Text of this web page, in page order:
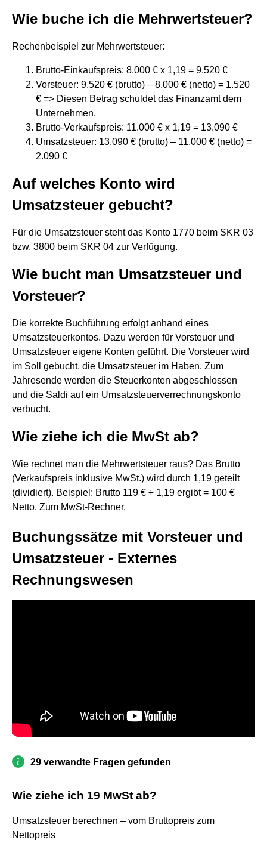
Wie buche ich die Mehrwertsteuer?
Rechenbeispiel zur Mehrwertsteuer:
Brutto-Einkaufspreis: 8.000 € x 1,19 = 9.520 €
Vorsteuer: 9.520 € (brutto) – 8.000 € (netto) = 1.520
€ => Diesen Betrag schuldet das Finanzamt dem
Unternehmen.
Brutto-Verkaufspreis: 11.000 € x 1,19 = 13.090 €
Umsatzsteuer: 13.090 € (brutto) – 11.000 € (netto) =
2.090 €
Auf welches Konto wird
Umsatzsteuer gebucht?
Für die Umsatzsteuer steht das Konto 1770 beim SKR 03
bzw. 3800 beim SKR 04 zur Verfügung.
Wie bucht man Umsatzsteuer und
Vorsteuer?
Die korrekte Buchführung erfolgt anhand eines
Umsatzsteuerkontos. Dazu werden für Vorsteuer und
Umsatzsteuer eigene Konten geführt. Die Vorsteuer wird
im Soll gebucht, die Umsatzsteuer im Haben. Zum
Jahresende werden die Steuerkonten abgeschlossen
und die Saldi auf ein Umsatzsteuerverrechnungskonto
verbucht.
Wie ziehe ich die MwSt ab?
Wie rechnet man die Mehrwertsteuer raus? Das Brutto
(Verkaufspreis inklusive MwSt.) wird durch 1,19 geteilt
(dividiert). Beispiel: Brutto 119 € ÷ 1,19 ergibt = 100 €
Netto. Zum MwSt-Rechner.
Buchungssätze mit Vorsteuer und
Umsatzsteuer - Externes
Rechnungswesen
29 verwandte Fragen gefunden
Wie ziehe ich 19 MwSt ab?
Umsatzsteuer berechnen – vom Bruttopreis zum
Nettopreis